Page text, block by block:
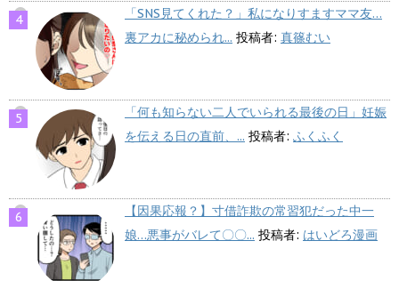
「SNS見てくれた？」私になりすますママ友…
裏アカに秘められ... 投稿者: 真篠むい
「何も知らない二人でいられる最後の日」妊娠
を伝える日の直前、... 投稿者: ふくふく
【因果応報？】寸借詐欺の常習犯だった中一
娘…悪事がバレて〇〇... 投稿者: はいどろ漫画